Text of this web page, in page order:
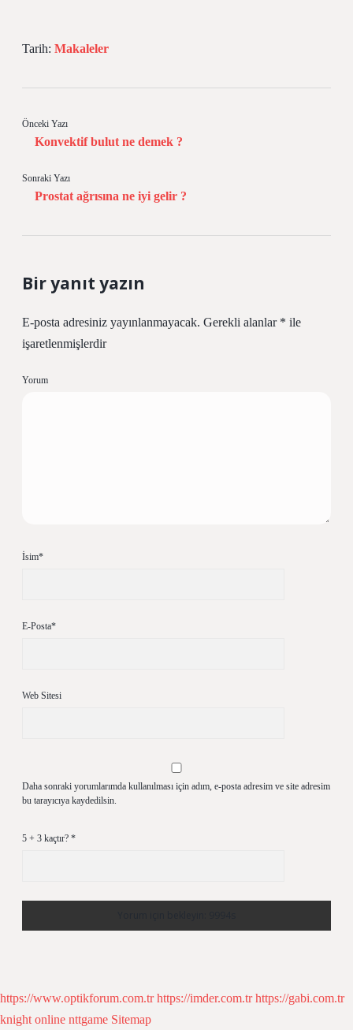
Tarih: Makaleler
Önceki Yazı
Konvektif bulut ne demek ?
Sonraki Yazı
Prostat ağrısına ne iyi gelir ?
Bir yanıt yazın
E-posta adresiniz yayınlanmayacak. Gerekli alanlar * ile
işaretlenmişlerdir
Yorum
İsim*
E-Posta*
Web Sitesi
Daha sonraki yorumlarımda kullanılması için adım, e-posta adresim ve site adresim
bu tarayıcıya kaydedilsin.
5 + 3 kaçtır? *
https://www.optikforum.com.tr https://imder.com.tr https://gabi.com.tr
knight online nttgame Sitemap